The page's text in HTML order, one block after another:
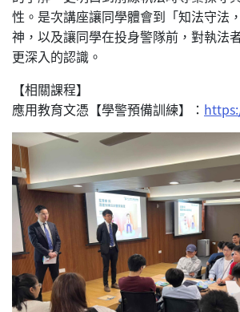
性。是次講座讓同學體會到「知法守法
神，以及讓同學在投身警隊前，對執法
更深入的認識。
【相關課程】
應用教育文憑【學警預備訓練】：